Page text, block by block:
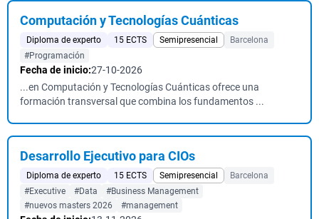
Computación y Tecnologías Cuánticas
Diploma de experto 15 ECTS Semipresencial
Barcelona
#Programación
Fecha de inicio:27-10-2026
...en Computación y Tecnologías Cuánticas ofrece una
formación transversal que combina los fundamentos ...
Desarrollo Ejecutivo para CIOs
Diploma de experto 15 ECTS Semipresencial
Barcelona
#Executive
#Data
#Business Management
#nuevos masters 2026
#management